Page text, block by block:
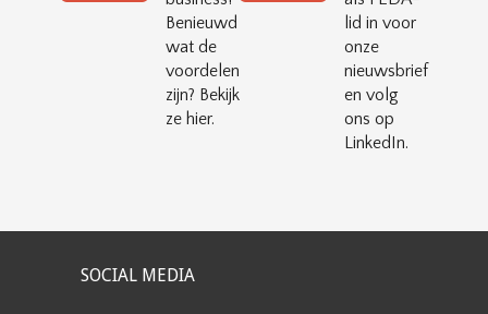
Benieuwd
wat de
voordelen
zijn? Bekijk
ze hier.
lid in voor
onze
nieuwsbrief
en volg
ons op
LinkedIn.
SOCIAL MEDIA